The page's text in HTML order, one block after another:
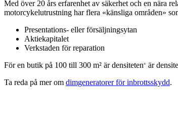
Med över 20 års erfarenhet av säkerhet och en nära
motorcykelutrustning har flera «känsliga områden»
Presentations- eller försäljningsytan
Aktiekapitalet
Verkstaden för reparation
För en butik på 100 till 300 m² är densiteten® är
Ta reda på mer om dimgeneratorer för inbrottsskydd.